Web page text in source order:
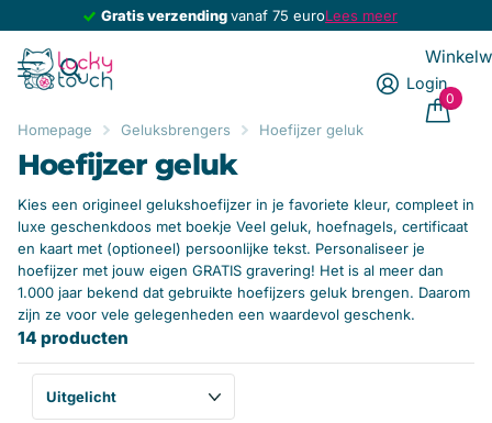
Gratis verzendingvanaf 75 euroLees meer
Gratis verzending
Login
0
Homepage Geluksbrengers Hoefijzer geluk
Hoefijzer geluk
Kies een origineel gelukshoefijzer in je favoriete kleur, compleet in
luxe geschenkdoos met boekje Veel geluk, hoefnagels, certificaat
en kaart met (optioneel) persoonlijke tekst. Personaliseer je
hoefijzer met jouw eigen GRATIS gravering! Het is al meer dan
1.000 jaar bekend dat gebruikte hoefijzers geluk brengen. Daarom
zijn ze voor vele gelegenheden een waardevol geschenk.
14 producten